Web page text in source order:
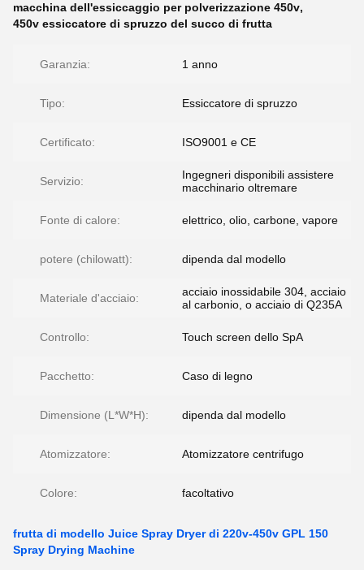
macchina dell'essiccaggio per polverizzazione 450v,
450v essiccatore di spruzzo del succo di frutta
Garanzia: 1 anno
Tipo: Essiccatore di spruzzo
Certificato: ISO9001 e CE
Servizio:
Ingegneri disponibili assistere
macchinario oltremare
Fonte di calore: elettrico, olio, carbone, vapore
potere (chilowatt): dipenda dal modello
Materiale d'acciaio:
acciaio inossidabile 304, acciaio
al carbonio, o acciaio di Q235A
Controllo: Touch screen dello SpA
Pacchetto: Caso di legno
Dimensione (L*W*H): dipenda dal modello
Atomizzatore: Atomizzatore centrifugo
Colore: facoltativo
frutta di modello Juice Spray Dryer di 220v-450v GPL 150
Spray Drying Machine